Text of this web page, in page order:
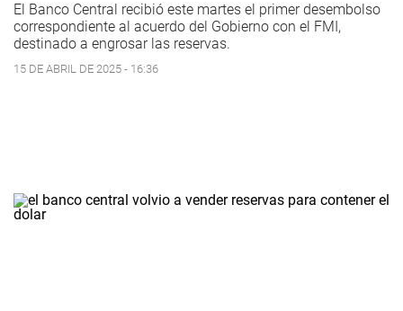
El Banco Central recibió este martes el primer desembolso
correspondiente al acuerdo del Gobierno con el FMI,
destinado a engrosar las reservas.
15 DE ABRIL DE 2025 - 16:36